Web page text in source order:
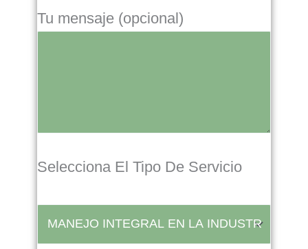
Tu mensaje (opcional)
Selecciona El Tipo De Servicio